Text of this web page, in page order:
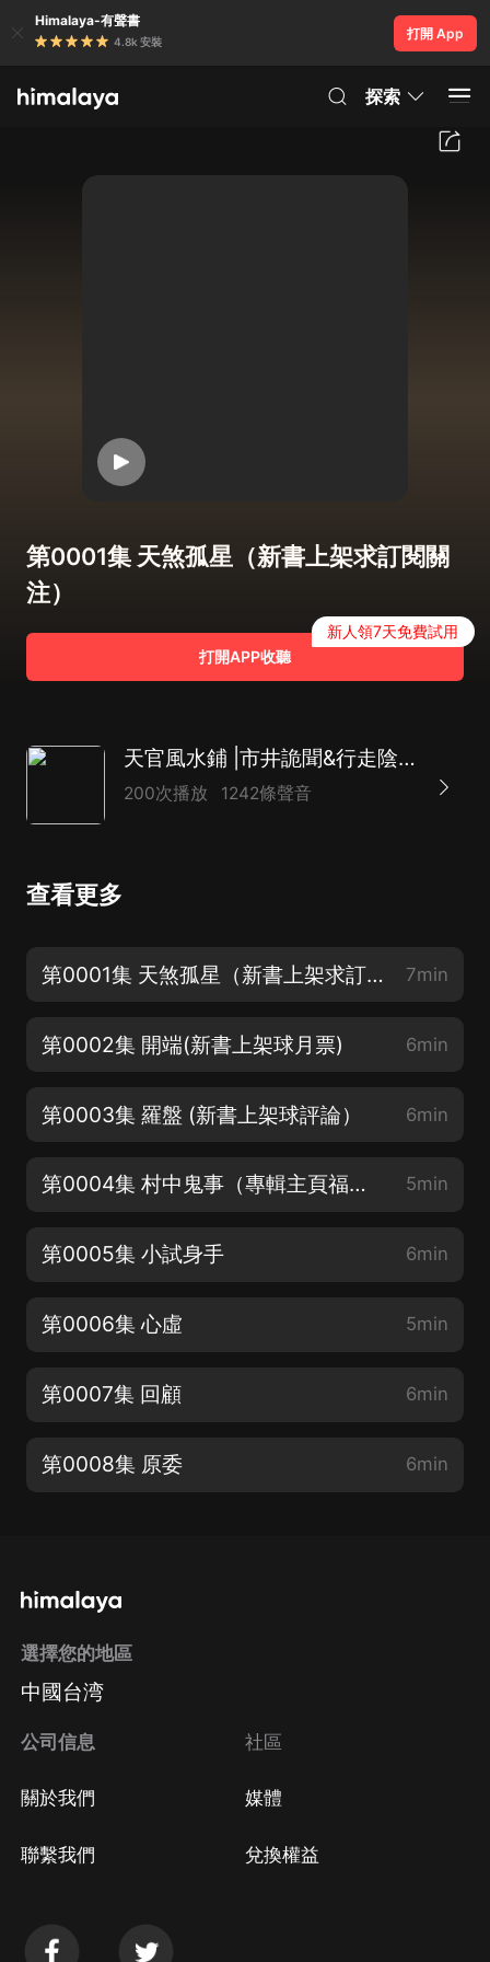
Himalaya-有聲書
4.8k 安裝
打開 App
探索
第0001集 天煞孤星（新書上架求訂閱關
注）
打開APP收聽
新人領7天免費試用
天官風水鋪 |市井詭聞&行走陰陽|搞笑捉鬼|玄學|靈異懸疑|鬼故事|多人劇
200次播放 1242條聲音
查看更多
第0001集 天煞孤星（新書上架求訂閱關注） 7min
第0002集 開端(新書上架球月票) 6min
第0003集 羅盤 (新書上架球評論） 6min
第0004集 村中鬼事（專輯主頁福利多多） 5min
第0005集 小試身手 6min
第0006集 心虛 5min
第0007集 回顧 6min
第0008集 原委 6min
選擇您的地區
中國台湾
公司信息
關於我們
聯繫我們
社區
媒體
兌換權益